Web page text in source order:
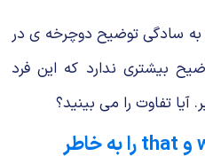
سادگی توضیح دوچرخه ی در
بیشتری ندارد که این فرد
تفاوت را می بینید؟
چگونه تفاوت بین which و that را به خاطر